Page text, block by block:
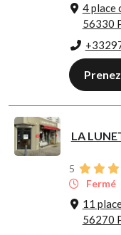
4 place
56330
LA
5
Fermé
11
56270